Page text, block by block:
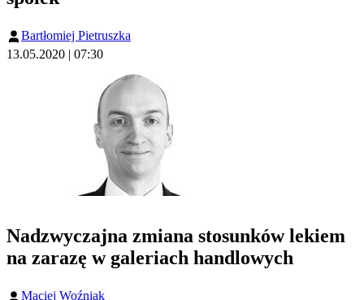
Bartłomiej Pietruszka
13.05.2020 | 07:30
Nadzwyczajna zmiana stosunków lekiem
na zarazę w galeriach handlowych
Maciej Woźniak